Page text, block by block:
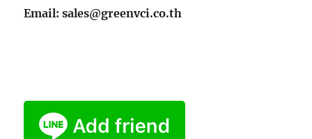
Email: sales@greenvci.co.th